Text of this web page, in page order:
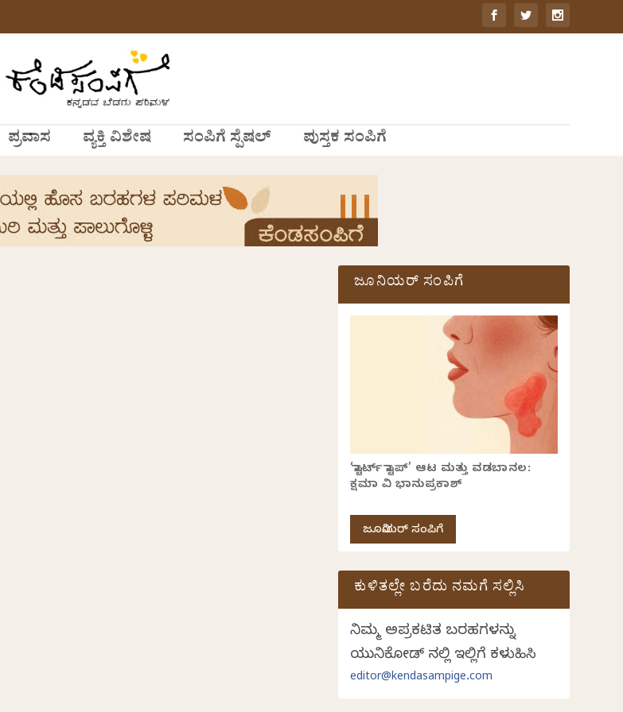
ಪ್ರವಾಸ ವ್ಯಕ್ತಿ ವಿಶೇಷ ಸಂಪಿಗೆ ಸ್ಪೆಷಲ್ ಪುಸ್ತಕ ಸಂಪಿಗೆ
ಜೂನಿಯರ್ ಸಂಪಿಗೆ
‘ಸ್ಟಾರ್ಟ್ ಸ್ಟಾಪ್’ ಆಟ ಮತ್ತು ವಡಬಾನಲ:
ಕ್ಷಮಾ ವಿ ಭಾನುಪ್ರಕಾಶ್
ಜೂನಿಯರ್ ಸಂಪಿಗೆ
ಕುಳಿತಲ್ಲೇ ಬರೆದು ನಮಗೆ ಸಲ್ಲಿಸಿ
ನಿಮ್ಮ ಅಪ್ರಕಟಿತ ಬರಹಗಳನ್ನು
ಯುನಿಕೋಡ್ ನಲ್ಲಿ ಇಲ್ಲಿಗೆ ಕಳುಹಿಸಿ
editor@kendasampige.com